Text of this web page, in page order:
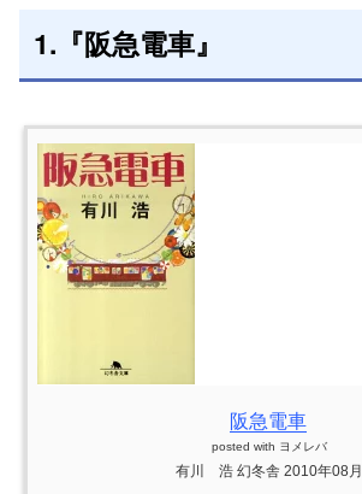
1.『阪急電車』
阪急電車
posted with ヨメレバ
有川 浩 幻冬舎 2010年08月